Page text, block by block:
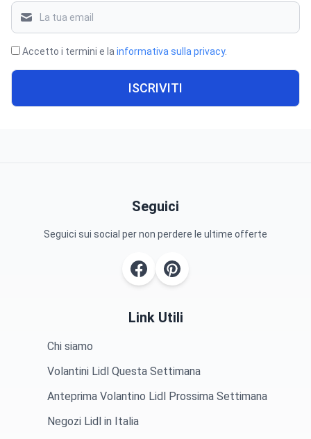
Accetto i termini e la informativa sulla privacy.
ISCRIVITI
Seguici
Seguici sui social per non perdere le ultime offerte
Link Utili
Chi siamo
Volantini Lidl Questa Settimana
Anteprima Volantino Lidl Prossima Settimana
Negozi Lidl in Italia